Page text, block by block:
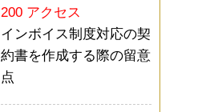
200 アクセス
インボイス制度対応の契
約書を作成する際の留意
点